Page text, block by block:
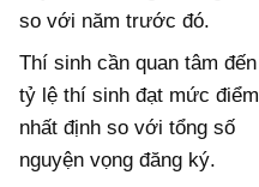
so với năm trước đó.
Thí sinh cần quan tâm đến
tỷ lệ thí sinh đạt mức điểm
nhất định so với tổng số
nguyện vọng đăng ký.